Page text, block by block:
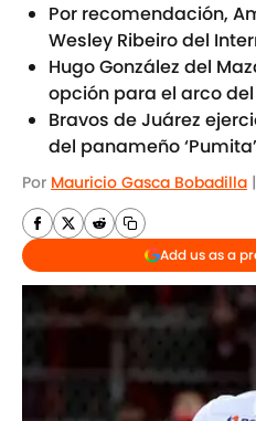
Por recomendación,
Wesley Ribeiro del
Hugo González del
opción para el arco del
Bravos de Juárez
del panameño
Por Mauricio Gasca Bobadilla |
Add us as a